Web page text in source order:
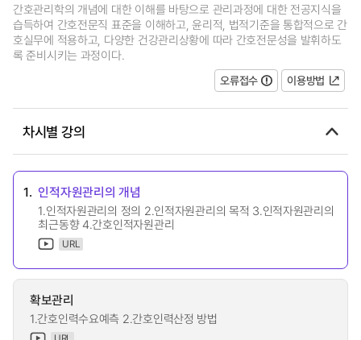
간호관리학의 개념에 대한 이해를 바탕으로 관리과정에 대한 전공지식을
습득하여 간호전문직 표준을 이해하고, 윤리적, 법적기준을 통합적으로 간
호실무에 적용하고, 다양한 건강관리상황에 따라 간호전문성을 발휘하도
록 준비시키는 과정이다.
오류접수
이용방법
차시별 강의
1. 인적자원관리의 개념
1.인적자원관리의 정의 2.인적자원관리의 목적 3.인적자원관리의
최근동향 4.간호인적자원관리
URL
확보관리
1.간호인력수요예측 2.간호인력산정 방법